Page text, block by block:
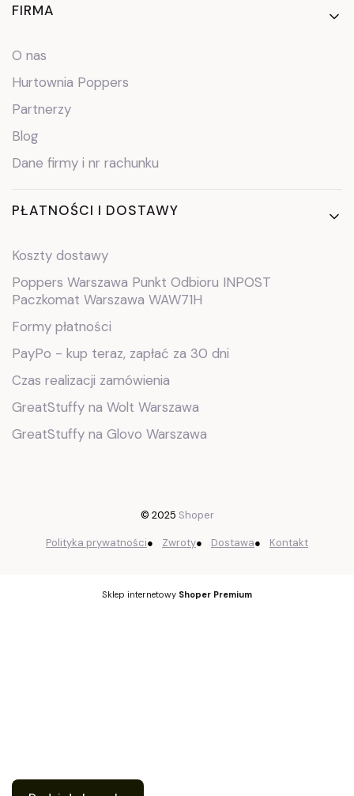
FIRMA
O nas
Hurtownia Poppers
Partnerzy
Blog
Dane firmy i nr rachunku
PŁATNOŚCI I DOSTAWY
Koszty dostawy
Poppers Warszawa Punkt Odbioru INPOST
Paczkomat Warszawa WAW71H
Formy płatności
PayPo - kup teraz, zapłać za 30 dni
Czas realizacji zamówienia
GreatStuffy na Wolt Warszawa
GreatStuffy na Glovo Warszawa
© 2025 Shoper
Polityka prywatności● Zwroty● Dostawa● Kontakt
Sklep internetowy Shoper Premium